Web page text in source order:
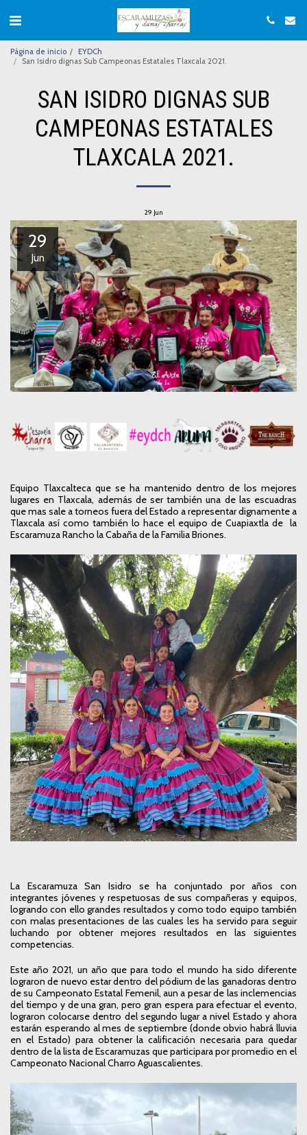
Página de inicio
EYDCh
San Isidro dignas Sub Campeonas Estatales Tlaxcala 2021.
SAN ISIDRO DIGNAS SUB
CAMPEONAS ESTATALES
TLAXCALA 2021.
29 Jun
29
Jun
Equipo Tlaxcalteca que se ha mantenido dentro de los mejores
lugares en Tlaxcala, además de ser también una de las escuadras
que mas sale a torneos fuera del Estado a representar dignamente a
Tlaxcala así como también lo hace el equipo de Cuapiaxtla de la
Escaramuza Rancho la Cabaña de la Familia Briones.
La Escaramuza San Isidro se ha conjuntado por años con
integrantes jóvenes y respetuosas de sus compañeras y equipos,
logrando con ello grandes resultados y como todo equipo también
con malas presentaciones de las cuales les ha servido para seguir
luchando por obtener mejores resultados en las siguientes
competencias.
Este año 2021, un año que para todo el mundo ha sido diferente
lograron de nuevo estar dentro del pódium de las ganadoras dentro
de su Campeonato Estatal Femenil, aun a pesar de las inclemencias
del tiempo y de una gran, pero gran espera para efectuar el evento,
lograron colocarse dentro del segundo lugar a nivel Estado y ahora
estarán esperando al mes de septiembre (donde obvio habrá lluvia
en el Estado) para obtener la calificación necesaria para quedar
dentro de la lista de Escaramuzas que participara por promedio en el
Campeonato Nacional Charro Aguascalientes.